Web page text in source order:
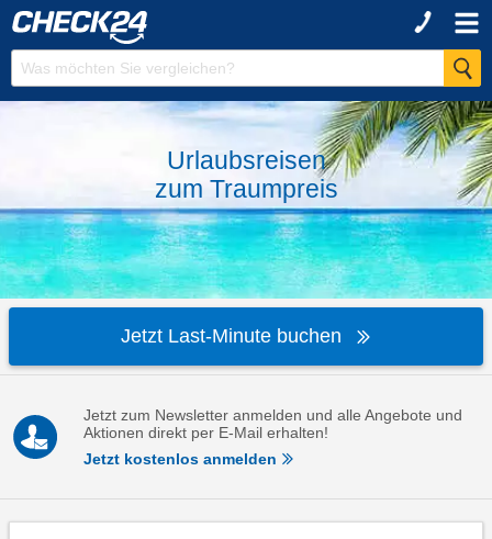
Urlaubsreisen
zum Traumpreis
Jetzt Last-Minute buchen
Jetzt zum Newsletter anmelden und alle Angebote und
Aktionen direkt per E-Mail erhalten!
Jetzt kostenlos anmelden